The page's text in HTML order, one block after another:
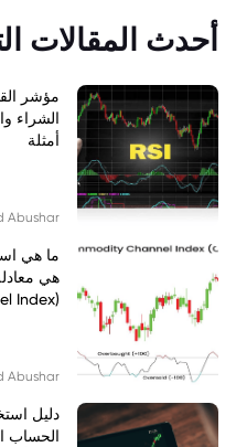
أحدث المقالات
أمثلة
Abushar
هي
(Commodity Channel Index)؟
Abushar
دليل
الحساب